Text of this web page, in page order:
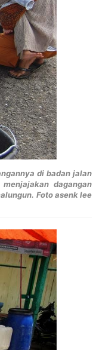
di badan jalan
dagangan
Foto asenk lee